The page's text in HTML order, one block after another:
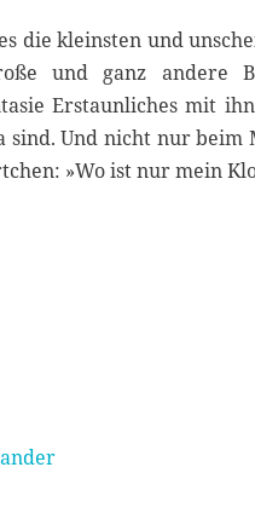
die kleinsten und
und ganz andere
Erstaunliches mit
Und nicht nur beim
»Wo ist nur mein